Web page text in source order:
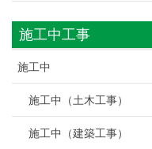
施工中工事
施工中
施工中（土木工事）
施工中（建築工事）